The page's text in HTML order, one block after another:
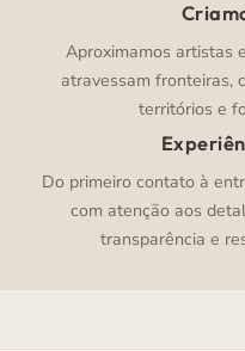
Aproximamos artistas
atravessam fronteiras,
territórios e
Do primeiro contato à
com atenção aos
transparência e